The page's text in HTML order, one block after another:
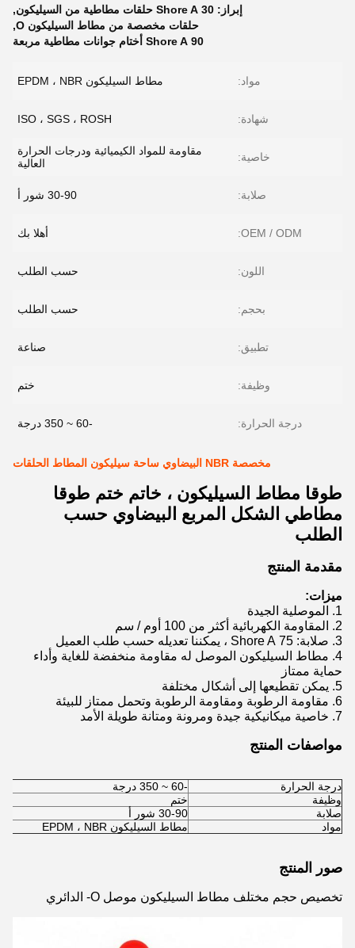
إبراز: 30 Shore A حلقات مطاطية من السيليكون
,
حلقات مخصصة من مطاط السيليكون O
,
90 Shore A أختام جوانات مطاطية مربعة
مواد: مطاط السيليكون EPDM ، NBR
شهادة: ISO ، SGS ، ROSH
خاصية:
مقاومة للمواد الكيميائية ودرجات الحرارة
العالية
صلابة: 30-90 شور أ
OEM / ODM: أهلا بك
اللون: حسب الطلب
بحجم: حسب الطلب
تطبيق: صناعة
وظيفة: ختم
درجة الحرارة: -60 ~ 350 درجة
مخصصة NBR البيضاوي ساحة سيليكون المطاط الحلقات
طوقا مطاط السيليكون ، خاتم ختم طوقا
مطاطي الشكل المربع البيضاوي حسب
الطلب
مقدمة المنتج
ميزات:
1. الموصلية الجيدة
2. المقاومة الكهربائية أكثر من 100 أوم / سم
3. صلابة: 75 Shore A ، يمكننا تعديله حسب طلب العميل
4. مطاط السيليكون الموصل له مقاومة منخفضة للغاية وأداء
حماية ممتاز
5. يمكن تقطيعها إلى أشكال مختلفة
6. مقاومة الرطوبة ومقاومة الرطوبة وتحمل ممتاز للبيئة
7. خاصية ميكانيكية جيدة ومرونة ومتانة طويلة الأمد
مواصفات المنتج
درجة الحرارة
-60 ~ 350 درجة
وظيفة
ختم
صلابة
30-90 شور أ
مواد
مطاط السيليكون EPDM ، NBR
صور المنتج
تخصيص حجم مختلف مطاط السيليكون موصل O- الدائري